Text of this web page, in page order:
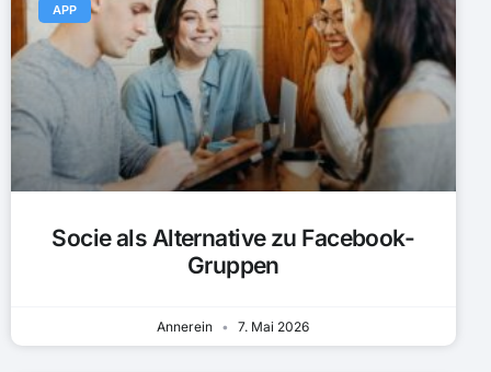
APP
Socie als Alternative zu Facebook-
Gruppen
Annerein 7. Mai 2026